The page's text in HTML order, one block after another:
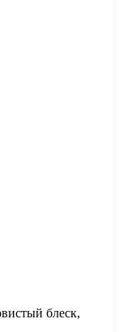
блеск,